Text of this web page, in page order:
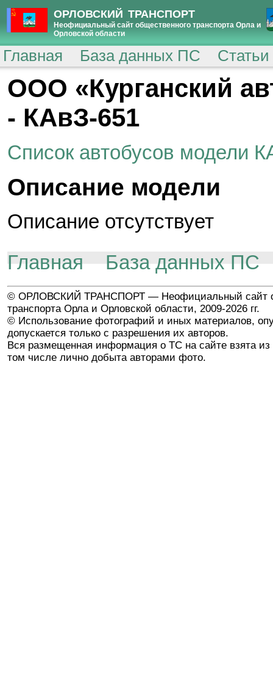
ОРЛОВСКИЙ ТРАНСПОРТ
Неофициальный сайт общественного транспорта Орла и
Орловской области
Главная База данных ПС
ООО «Курганский
- КАвЗ-651
Список автобусов модели
Описание модели
Описание отсутствует
Главная
База данных ПС
© ОРЛОВСКИЙ ТРАНСПОРТ — Неофициальный сайт
транспорта Орла и Орловской области, 2009-2026 гг.
© Использование фотографий и иных материалов,
допускается только с разрешения их авторов.
Вся размещенная информация о ТС на сайте взята из
том числе лично добыта авторами фото.